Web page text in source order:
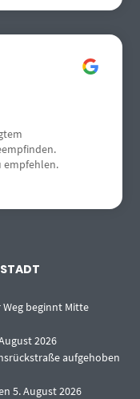
empfehlen.
beginnt Mitte
2026
aufgehoben
5. August 2026